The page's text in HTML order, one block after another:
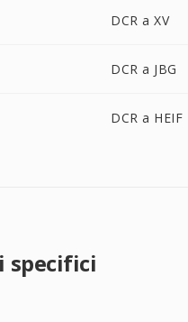
DCR a XV
DCR a JBG
DCR a HEIF
specifici